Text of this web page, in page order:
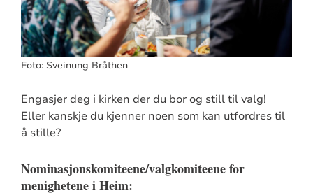
Foto: Sveinung Bråthen
Engasjer deg i kirken der du bor og still til valg!
Eller kanskje du kjenner noen som kan utfordres til
å stille?
Nominasjonskomiteene/valgkomiteene for
menighetene i Heim: